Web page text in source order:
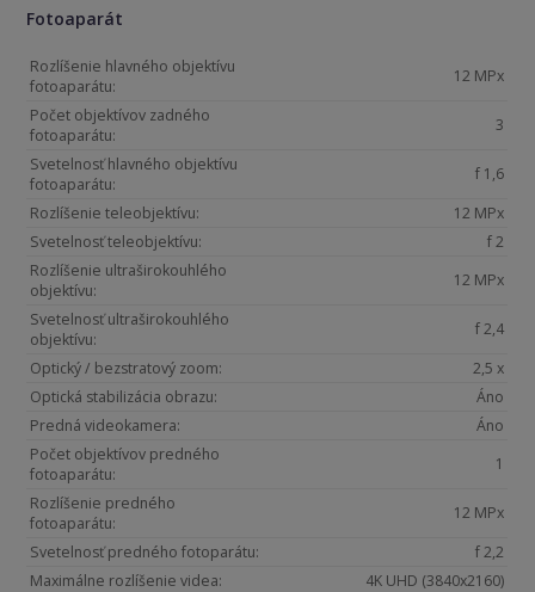
Fotoaparát
Rozlíšenie hlavného objektívu
fotoaparátu:
12 MPx
Počet objektívov zadného
fotoaparátu:
3
Svetelnosť hlavného objektívu
fotoaparátu:
f 1,6
Rozlíšenie teleobjektívu:
12 MPx
Svetelnosť teleobjektívu:
f 2
Rozlíšenie ultraširokouhlého
objektívu:
12 MPx
Svetelnosť ultraširokouhlého
objektívu:
f 2,4
Optický / bezstratový zoom:
2,5 x
Optická stabilizácia obrazu:
Áno
Predná videokamera:
Áno
Počet objektívov predného
fotoaparátu:
1
Rozlíšenie predného
fotoaparátu:
12 MPx
Svetelnosť predného fotoparátu:
f 2,2
Maximálne rozlíšenie videa:
4K UHD (3840x2160)